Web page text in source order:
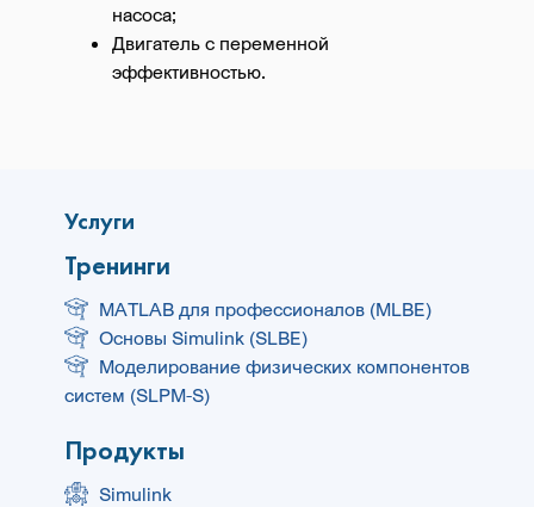
насоса;
Двигатель с переменной
эффективностью.
Услуги
Тренинги
MATLAB для профессионалов (MLBE)
Основы Simulink (SLBE)
Моделирование физических компонентов
систем (SLPM-S)
Продукты
Simulink